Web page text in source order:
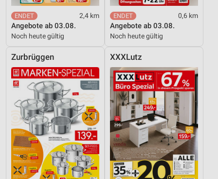
2,4 km
Angebote ab 03.08.
Noch heute gültig
0,6 km
Angebote ab 03.08.
Noch heute gültig
Zurbrüggen XXXLutz